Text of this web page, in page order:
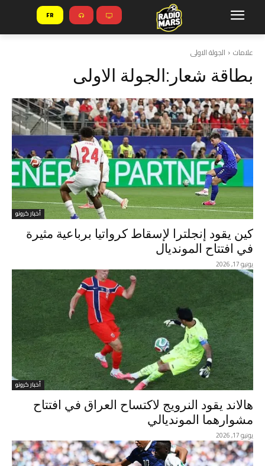
FR
علامات الجولة الاولى
بطاقة شعار:الجولة الاولى
أخبار كرونو
كين يقود إنجلترا لإسقاط كرواتيا برباعية مثيرة
في افتتاح المونديال
يونيو 17, 2026
أخبار كرونو
هالاند يقود النرويج لاكتساح العراق في افتتاح
مشوارهما المونديالي
يونيو 17, 2026